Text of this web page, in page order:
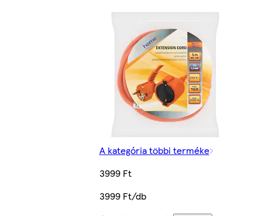
A kategória többi terméke
3999 Ft
3999 Ft/db